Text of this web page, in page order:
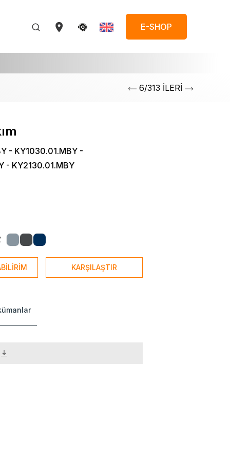
E-SHOP
6/313 İLERİ
- KY1030.01.MBY -
- KY2130.01.MBY
KARŞILAŞTIR